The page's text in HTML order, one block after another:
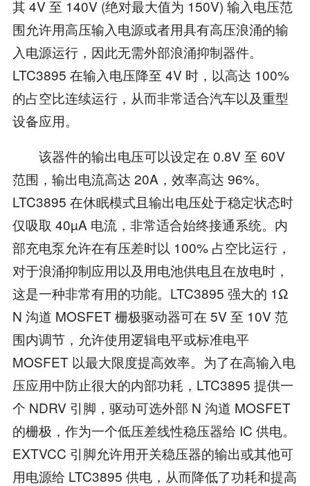
其 4V 至 140V (绝对最大值为 150V) 输入电压范
围允许用高压输入电源或者用具有高压浪涌的输
入电源运行，因此无需外部浪涌抑制器件。
LTC3895 在输入电压降至 4V 时，以高达 100%
的占空比连续运行，从而非常适合汽车以及重型
设备应用。
该器件的输出电压可以设定在 0.8V 至 60V
范围，输出电流高达 20A，效率高达 96%。
LTC3895 在休眠模式且输出电压处于稳定状态时
仅吸取 40µA 电流，非常适合始终接通系统。内
部充电泵允许在有压差时以 100% 占空比运行，
对于浪涌抑制应用以及用电池供电且在放电时，
这是一种非常有用的功能。LTC3895 强大的 1Ω
N 沟道 MOSFET 栅极驱动器可在 5V 至 10V 范
围内调节，允许使用逻辑电平或标准电平
MOSFET 以最大限度提高效率。为了在高输入电
压应用中防止很大的内部功耗，LTC3895 提供一
个 NDRV 引脚，驱动可选外部 N 沟道 MOSFET
的栅极，作为一个低压差线性稳压器给 IC 供电。
EXTVCC 引脚允许用开关稳压器的输出或其他可
用电源给 LTC3895 供电，从而降低了功耗和提高